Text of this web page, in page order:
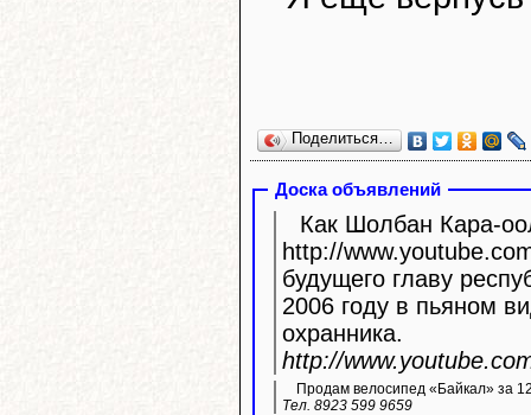
Поделиться…
Доска объявлений
Как Шолбан Кара-
http://www.youtube.com/
будущего главу
2006 году в пьяном
охранника.
http://
Продам велосипед «Байкал» за
Тел. 8923 599 9659